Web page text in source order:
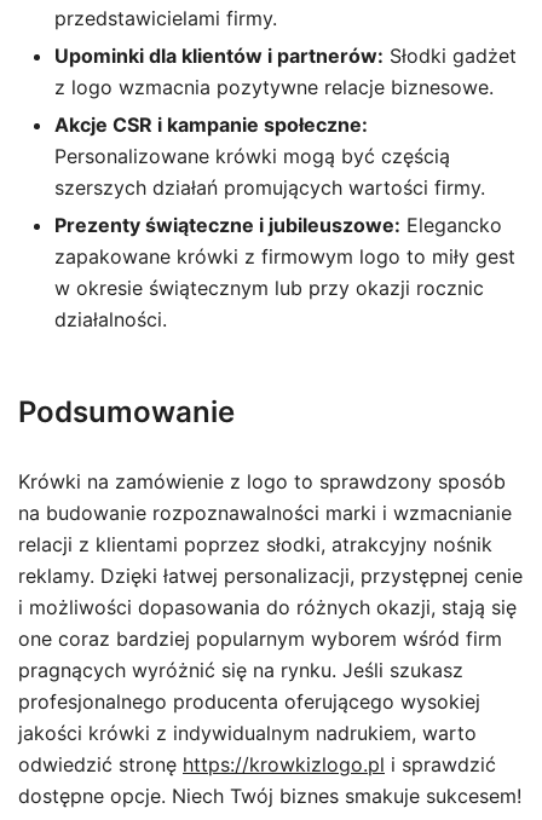
przedstawicielami firmy.
Upominki dla klientów i partnerów: Słodki gadżet
z logo wzmacnia pozytywne relacje biznesowe.
Akcje CSR i kampanie społeczne:
Personalizowane krówki mogą być częścią
szerszych działań promujących wartości firmy.
Prezenty świąteczne i jubileuszowe: Elegancko
zapakowane krówki z firmowym logo to miły gest
w okresie świątecznym lub przy okazji rocznic
działalności.
Podsumowanie
Krówki na zamówienie z logo to sprawdzony sposób
na budowanie rozpoznawalności marki i wzmacnianie
relacji z klientami poprzez słodki, atrakcyjny nośnik
reklamy. Dzięki łatwej personalizacji, przystępnej cenie
i możliwości dopasowania do różnych okazji, stają się
one coraz bardziej popularnym wyborem wśród firm
pragnących wyróżnić się na rynku. Jeśli szukasz
profesjonalnego producenta oferującego wysokiej
jakości krówki z indywidualnym nadrukiem, warto
odwiedzić stronę https://krowkizlogo.pl i sprawdzić
dostępne opcje. Niech Twój biznes smakuje sukcesem!